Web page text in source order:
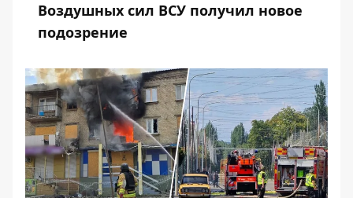
Воздушных сил ВСУ получил новое
подозрение